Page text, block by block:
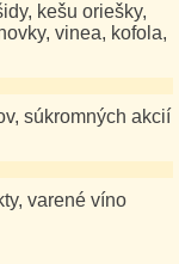
kešu oriešky,
vinea, kofola,
súkromných akcií
varené víno